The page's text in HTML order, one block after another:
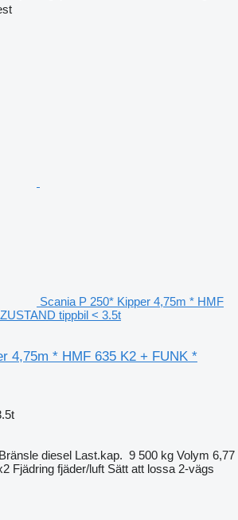
Scania P 250* Kipper 4,75m * HMF
tippbil < 3.5t
4,75m * HMF 635 K2 + FUNK *
Bränsle diesel Last.kap. 9 500 kg Volym 6,77
Fjädring fjäder/luft Sätt att lossa 2-vägs